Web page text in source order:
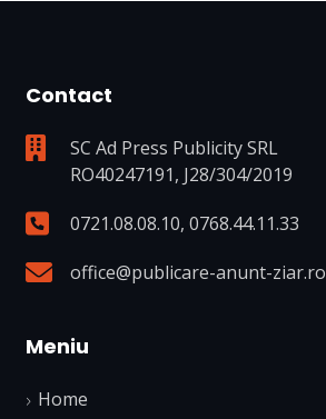
Contact
SC Ad Press Publicity SRL
RO40247191, J28/304/2019
0721.08.08.10, 0768.44.11.33
office@publicare-anunt-ziar.ro
Meniu
Home